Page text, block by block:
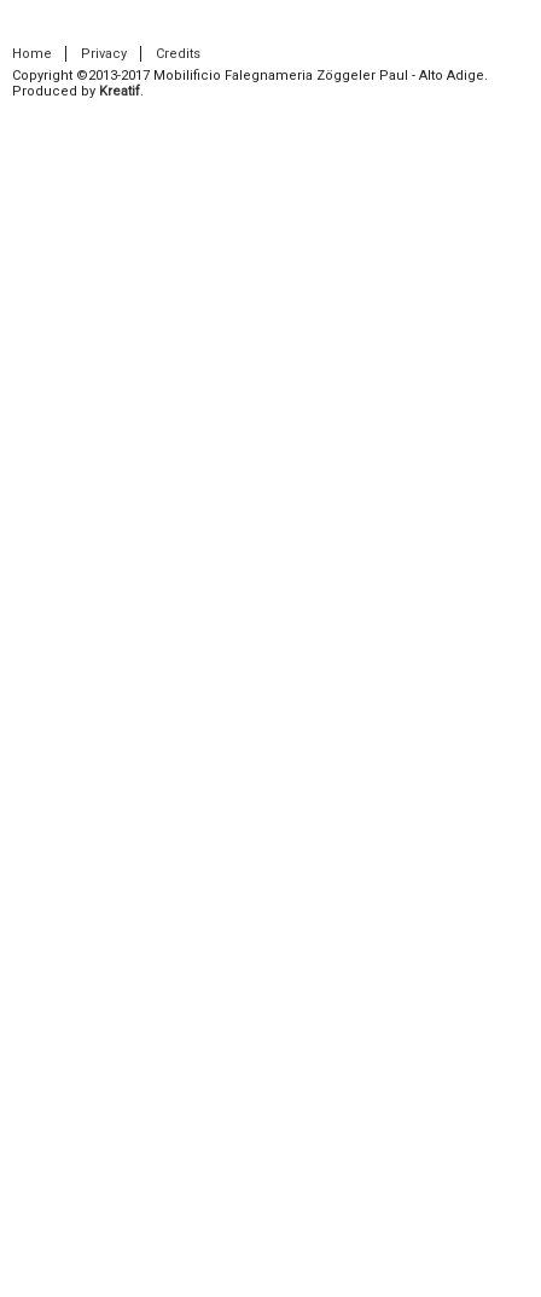
Home Privacy
Credits
Copyright ©2013-2017 Mobilificio Falegnameria Zöggeler Paul - Alto Adige.
Produced by Kreatif.